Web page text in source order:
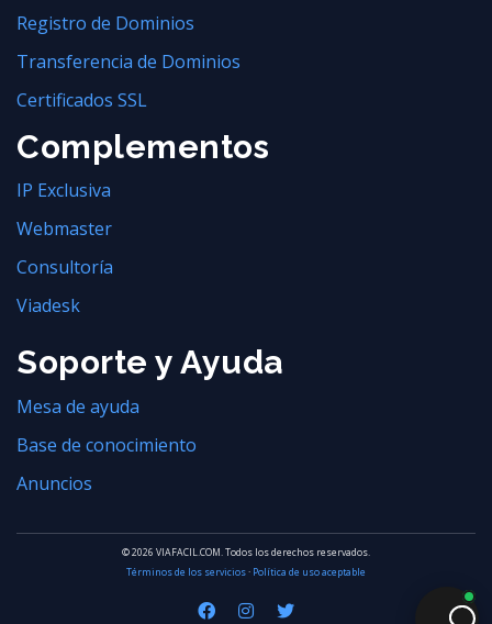
Registro de Dominios
Transferencia de Dominios
Certificados SSL
Complementos
IP Exclusiva
Webmaster
Consultoría
Viadesk
Soporte y Ayuda
Mesa de ayuda
Base de conocimiento
Anuncios
© 2026 VIAFACIL.COM. Todos los derechos reservados.
Términos de los servicios· Política de uso aceptable